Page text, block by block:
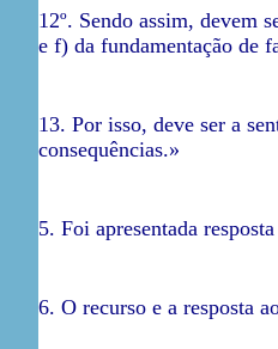
12º. Sendo assim, devem
e f) da fundamentação de
13. Por isso, deve ser a
consequências.»
5. Foi apresentada
6. O recurso e a resposta